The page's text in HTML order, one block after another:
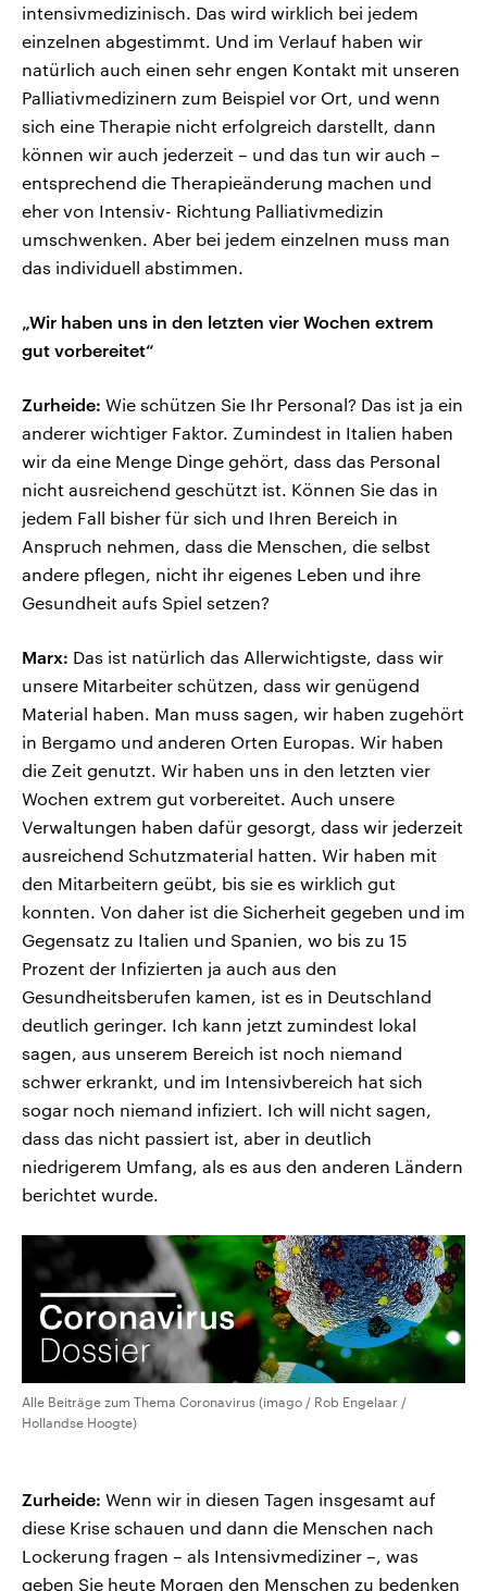
intensivmedizinisch. Das wird wirklich bei jedem
einzelnen abgestimmt. Und im Verlauf haben wir
natürlich auch einen sehr engen Kontakt mit unseren
Palliativmedizinern zum Beispiel vor Ort, und wenn
sich eine Therapie nicht erfolgreich darstellt, dann
können wir auch jederzeit – und das tun wir auch –
entsprechend die Therapieänderung machen und
eher von Intensiv- Richtung Palliativmedizin
umschwenken. Aber bei jedem einzelnen muss man
das individuell abstimmen.
„Wir haben uns in den letzten vier Wochen extrem
gut vorbereitet“
Zurheide: Wie schützen Sie Ihr Personal? Das ist ja ein
anderer wichtiger Faktor. Zumindest in Italien haben
wir da eine Menge Dinge gehört, dass das Personal
nicht ausreichend geschützt ist. Können Sie das in
jedem Fall bisher für sich und Ihren Bereich in
Anspruch nehmen, dass die Menschen, die selbst
andere pflegen, nicht ihr eigenes Leben und ihre
Gesundheit aufs Spiel setzen?
Marx: Das ist natürlich das Allerwichtigste, dass wir
unsere Mitarbeiter schützen, dass wir genügend
Material haben. Man muss sagen, wir haben zugehört
in Bergamo und anderen Orten Europas. Wir haben
die Zeit genutzt. Wir haben uns in den letzten vier
Wochen extrem gut vorbereitet. Auch unsere
Verwaltungen haben dafür gesorgt, dass wir jederzeit
ausreichend Schutzmaterial hatten. Wir haben mit
den Mitarbeitern geübt, bis sie es wirklich gut
konnten. Von daher ist die Sicherheit gegeben und im
Gegensatz zu Italien und Spanien, wo bis zu 15
Prozent der Infizierten ja auch aus den
Gesundheitsberufen kamen, ist es in Deutschland
deutlich geringer. Ich kann jetzt zumindest lokal
sagen, aus unserem Bereich ist noch niemand
schwer erkrankt, und im Intensivbereich hat sich
sogar noch niemand infiziert. Ich will nicht sagen,
dass das nicht passiert ist, aber in deutlich
niedrigerem Umfang, als es aus den anderen Ländern
berichtet wurde.
Alle Beiträge zum Thema Coronavirus (imago / Rob Engelaar /
Hollandse Hoogte)
Zurheide: Wenn wir in diesen Tagen insgesamt auf
diese Krise schauen und dann die Menschen nach
Lockerung fragen – als Intensivmediziner –, was
geben Sie heute Morgen den Menschen zu bedenken